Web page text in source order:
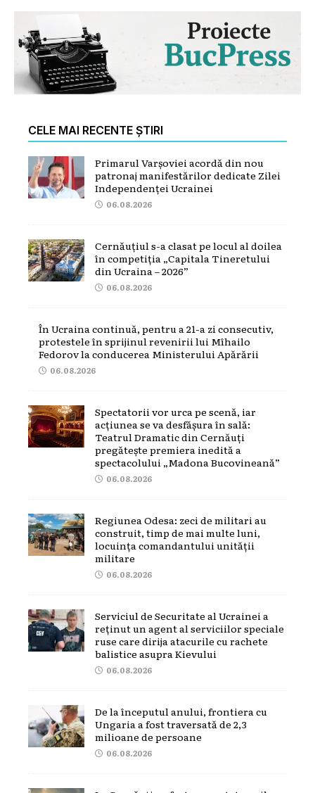
CELE MAI RECENTE ȘTIRI
Primarul Varșoviei acordă din nou
patronaj manifestărilor dedicate Zilei
Independenței Ucrainei
06.08.2026
Cernăuțiul s-a clasat pe locul al doilea
în competiția „Capitala Tineretului
din Ucraina – 2026”
06.08.2026
În Ucraina continuă, pentru a 21-a zi consecutiv,
protestele în sprijinul revenirii lui Mîhailo
Fedorov la conducerea Ministerului Apărării
06.08.2026
Spectatorii vor urca pe scenă, iar
acțiunea se va desfășura în sală:
Teatrul Dramatic din Cernăuți
pregătește premiera inedită a
spectacolului „Madona Bucovineană”
06.08.2026
Regiunea Odesa: zeci de militari au
construit, timp de mai multe luni,
locuința comandantului unității
militare
06.08.2026
Serviciul de Securitate al Ucrainei a
reținut un agent al serviciilor speciale
ruse care dirija atacurile cu rachete
balistice asupra Kievului
06.08.2026
De la începutul anului, frontiera cu
Ungaria a fost traversată de 2,3
milioane de persoane
06.08.2026